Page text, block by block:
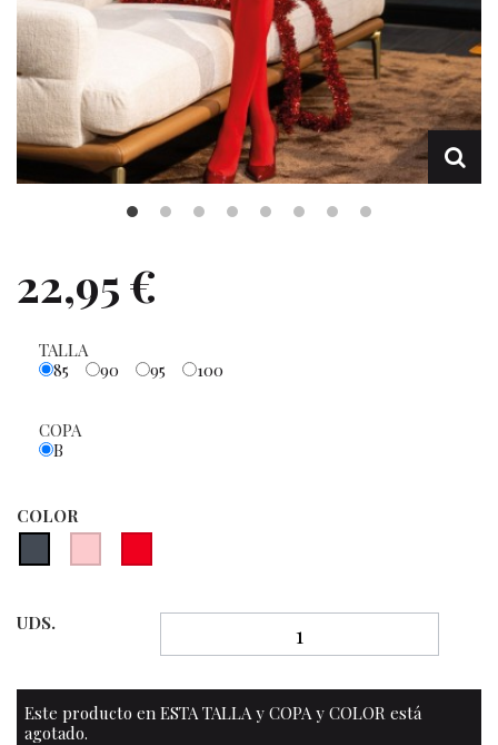
22,95 €
TALLA
85
90 95 100
COPA
B
COLOR
UDS.
Este producto en ESTA TALLA y COPA y COLOR está
agotado.